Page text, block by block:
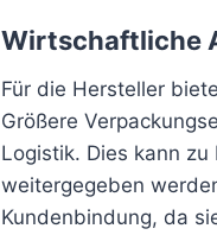
Wirtschaftliche
Für die Hersteller
Größere
Logistik. Dies kann
weitergegeben
Kundenbindung, da